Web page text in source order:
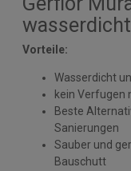
Vorteile:
Wasserdicht
kein Verfugen
Beste
Sanierungen
Sauber und
Bauschutt